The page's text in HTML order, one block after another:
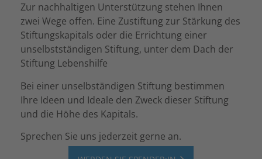
Zur nach­hal­ti­gen Unter­stüt­zung stehen Ihnen
zwei Wege offen. Eine Zustif­tung zur Stär­kung des
Stif­tungs­ka­pi­tals oder die Errich­tung einer
unselbst­stän­di­gen Stif­tung, unter dem Dach der
Stif­tung Lebens­hilfe
Bei einer unselb­stän­di­gen Stif­tung bestim­men
Ihre Ideen und Ideale den Zweck dieser Stif­tung
und die Höhe des Kapi­tals.
Spre­chen Sie uns jeder­zeit gerne an.